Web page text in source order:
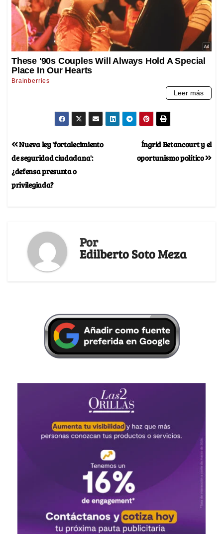
Íngrid Betancourt y el
oportunismo político
Nueva ley 'fortalecimiento
de seguridad ciudadana':
¿defensa presunta o
privilegiada?
Por
Edilberto Soto Meza